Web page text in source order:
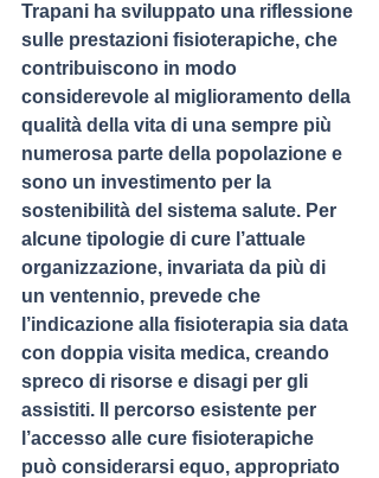
Trapani ha sviluppato una riflessione
sulle prestazioni fisioterapiche, che
contribuiscono in modo
considerevole al miglioramento della
qualità della vita di una sempre più
numerosa parte della popolazione e
sono un investimento per la
sostenibilità del sistema salute. Per
alcune tipologie di cure l’attuale
organizzazione, invariata da più di
un ventennio, prevede che
l’indicazione alla fisioterapia sia data
con doppia visita medica, creando
spreco di risorse e disagi per gli
assistiti. Il percorso esistente per
l’accesso alle cure fisioterapiche
può considerarsi equo, appropriato